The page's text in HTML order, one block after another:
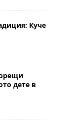
Куче
дете в